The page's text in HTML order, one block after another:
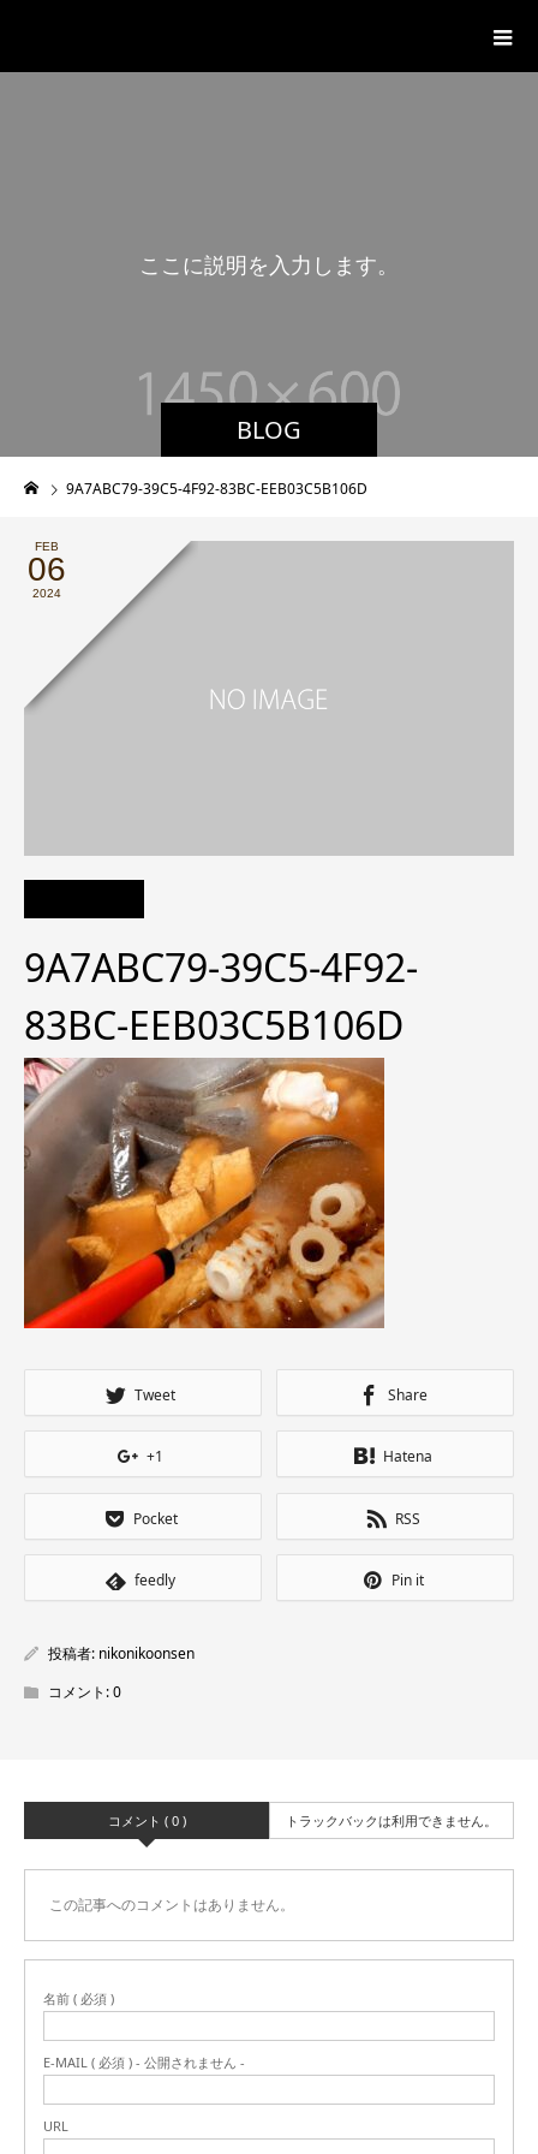
BLOG
こ こ に説明を 入 力 し ます。
9A7ABC79-39C5-4F92-83BC-EEB03C5B106D
FEB
06
2024
9A7ABC79-39C5-4F92-
83BC-EEB03C5B106D
Tweet Share
+1 Hatena
Pocket RSS
feedly Pin it
投稿者: nikonikoonsen
コメント:0
コメント ( 0 ) トラックバックは利用できません。
この記事へのコメントはありません。
名前 ( 必須 )
E-MAIL ( 必須 ) - 公開されません -
URL